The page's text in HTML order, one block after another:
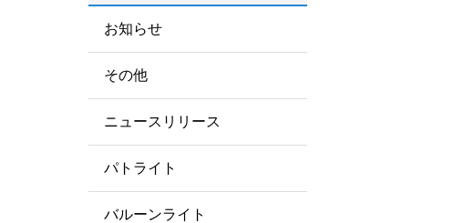
お知らせ
その他
ニュースリリース
パトライト
バルーンライト